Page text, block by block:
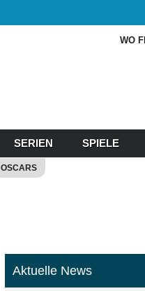
WO
SERIEN SPIELE
OSCARS
Aktuelle News